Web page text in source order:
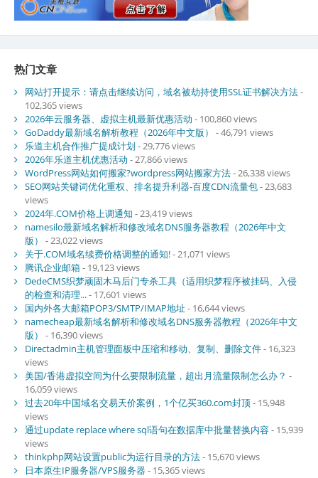
热门文章
网站打开提示：请点击继续访问，域名被劫持使用SSL证书解决方法-
102,365 views
2026年云服务器、虚拟主机最新优惠活动 - 100,860 views
GoDaddy最新域名解析教程（2026年中文版）
- 46,791 views
乐道主机合作推广提成计划- 29,776 views
2026年乐道主机优惠活动 - 27,866 views
WordPress网站如何搬家?wordpress网站搬家方法- 26,338 views
SEO网站关键词优化重权、排名提升利器-百度CDN流量包- 23,683
views
2024年.COM价格上调通知 - 23,419 views
namesilo最新域名解析和修改域名DNS服务器教程（2026年中文
版）
- 23,022 views
关于.COM域名续费价格调整的通知!- 21,071 views
腾讯企业邮箱- 19,123 views
DedeCMS织梦顽固木马后门专杀工具（适用织梦程序被挂码、入侵
的检查和清理...- 17,601 views
国内外各大邮箱POP3/SMTP/IMAP地址 - 16,644 views
namecheap最新域名解析和修改域名DNS服务器教程（2026年中文
版）
- 16,390 views
Directadmin主机管理面板中压缩和移动、复制、删除文件- 16,323
views
美国/香港虚拟空间为什么要限制流量，超出月流量限制怎么办？ -
16,059 views
过去20年中国域名交易天价案例，1个亿买360.com封顶- 15,948
views
通过update replace where sql语句在数据库中批量替换内容- 15,939
views
thinkphp网站设置public为运行目录的方法- 15,670 views
日本原生IP服务器/VPS服务器 - 15,365 views